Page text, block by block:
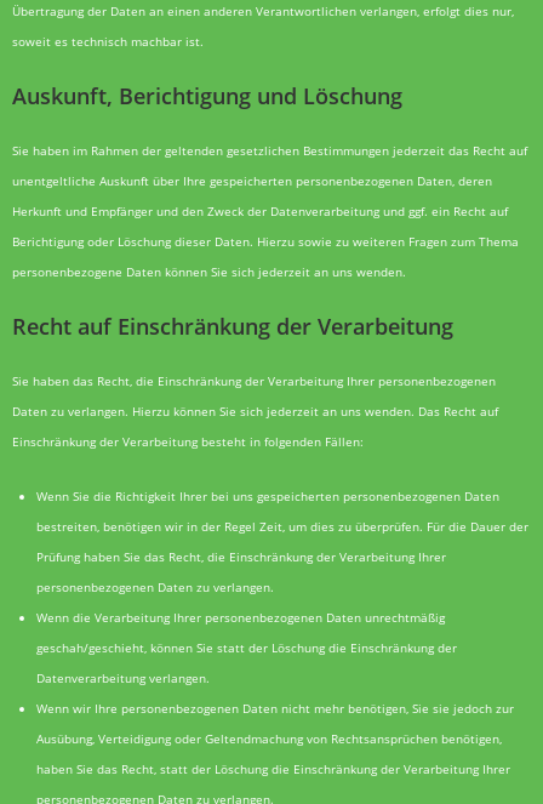
Übertragung der Daten an einen anderen Verantwortlichen verlangen, erfolgt dies nur,
soweit es technisch machbar ist.
Auskunft, Berichtigung und Löschung
Sie haben im Rahmen der geltenden gesetzlichen Bestimmungen jederzeit das Recht auf
unentgeltliche Auskunft über Ihre gespeicherten personenbezogenen Daten, deren
Herkunft und Empfänger und den Zweck der Datenverarbeitung und ggf. ein Recht auf
Berichtigung oder Löschung dieser Daten. Hierzu sowie zu weiteren Fragen zum Thema
personenbezogene Daten können Sie sich jederzeit an uns wenden.
Recht auf Einschränkung der Verarbeitung
Sie haben das Recht, die Einschränkung der Verarbeitung Ihrer personenbezogenen
Daten zu verlangen. Hierzu können Sie sich jederzeit an uns wenden. Das Recht auf
Einschränkung der Verarbeitung besteht in folgenden Fällen:
Wenn Sie die Richtigkeit Ihrer bei uns gespeicherten personenbezogenen Daten
bestreiten, benötigen wir in der Regel Zeit, um dies zu überprüfen. Für die Dauer der
Prüfung haben Sie das Recht, die Einschränkung der Verarbeitung Ihrer
personenbezogenen Daten zu verlangen.
Wenn die Verarbeitung Ihrer personenbezogenen Daten unrechtmäßig
geschah/geschieht, können Sie statt der Löschung die Einschränkung der
Datenverarbeitung verlangen.
Wenn wir Ihre personenbezogenen Daten nicht mehr benötigen, Sie sie jedoch zur
Ausübung, Verteidigung oder Geltendmachung von Rechtsansprüchen benötigen,
haben Sie das Recht, statt der Löschung die Einschränkung der Verarbeitung Ihrer
personenbezogenen Daten zu verlangen.